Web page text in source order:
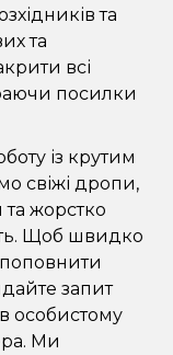
та
та
всі
посилки
із крутим
свіжі дропи,
жорстко
Щоб швидко
запит
особистому
Ми